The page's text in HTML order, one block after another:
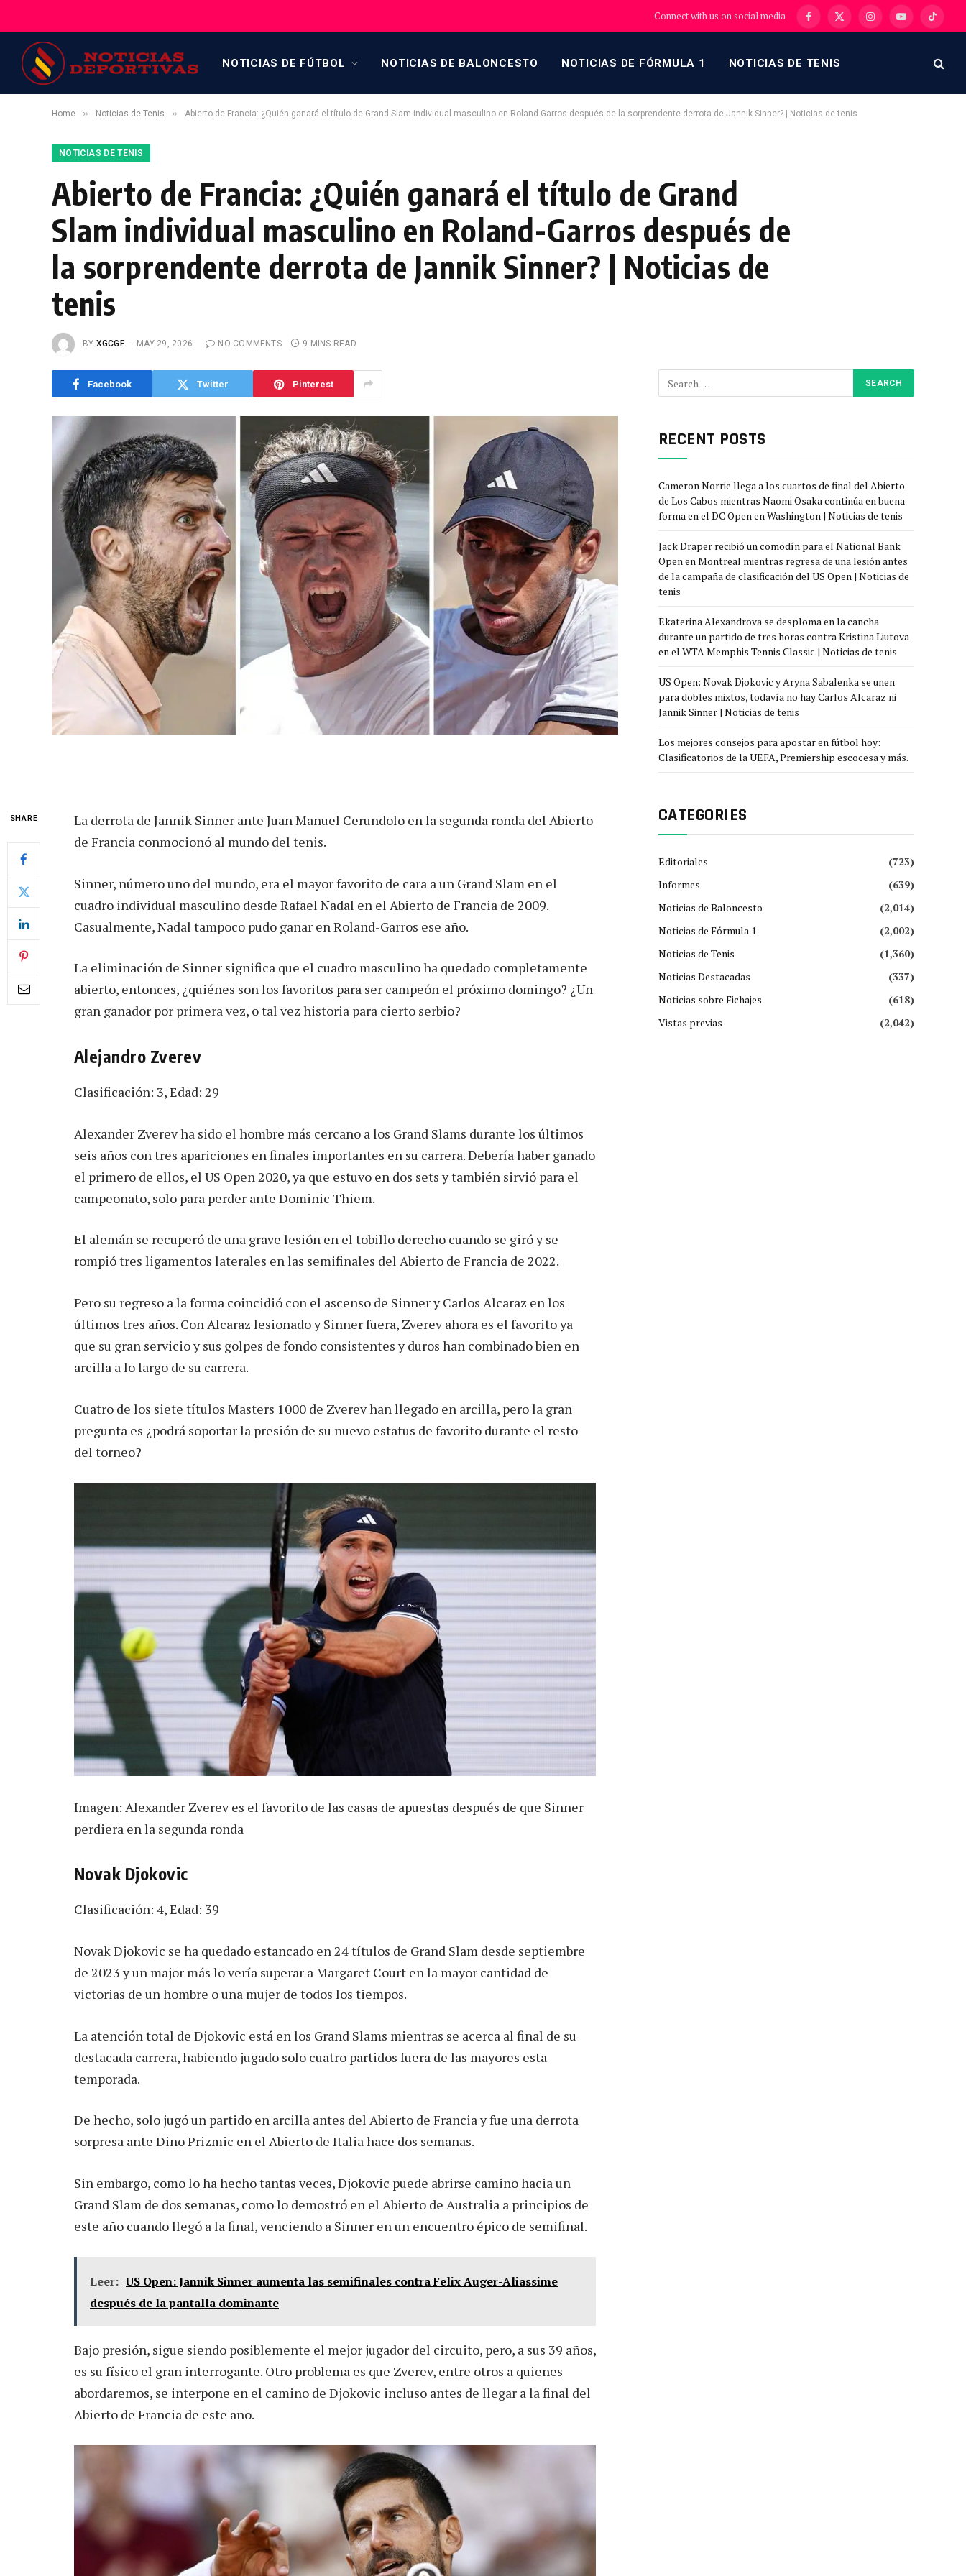
Connect with us on social media Facebook
X
InstagramYouTubeTikTok
NOTICIAS DE FÚTBOL NOTICIAS DE BALONCESTO NOTICIAS DE FÓRMULA 1 NOTICIAS DE TENIS
Home » Noticias de Tenis » Abierto de Francia: ¿Quién ganará el título de Grand Slam individual masculino en Roland-Garros después de la sorprendente derrota de Jannik Sinner? | Noticias de tenis
NOTICIAS DE TENIS
Abierto de Francia: ¿Quién ganará el título de Grand
Slam individual masculino en Roland-Garros después de
la sorprendente derrota de Jannik Sinner? | Noticias de
tenis
BY XGCGF MAY 29, 2026 NO COMMENTS 9 MINS READ
Facebook Twitter Pinterest
SHARE
La derrota de Jannik Sinner ante Juan Manuel Cerundolo en la segunda ronda del Abierto
de Francia conmocionó al mundo del tenis.
Sinner, número uno del mundo, era el mayor favorito de cara a un Grand Slam en el
cuadro individual masculino desde Rafael Nadal en el Abierto de Francia de 2009.
Casualmente, Nadal tampoco pudo ganar en Roland-Garros ese año.
La eliminación de Sinner significa que el cuadro masculino ha quedado completamente
abierto, entonces, ¿quiénes son los favoritos para ser campeón el próximo domingo? ¿Un
gran ganador por primera vez, o tal vez historia para cierto serbio?
Alejandro Zverev
Clasificación: 3, Edad: 29
Alexander Zverev ha sido el hombre más cercano a los Grand Slams durante los últimos
seis años con tres apariciones en finales importantes en su carrera. Debería haber ganado
el primero de ellos, el US Open 2020, ya que estuvo en dos sets y también sirvió para el
campeonato, solo para perder ante Dominic Thiem.
El alemán se recuperó de una grave lesión en el tobillo derecho cuando se giró y se
rompió tres ligamentos laterales en las semifinales del Abierto de Francia de 2022.
Pero su regreso a la forma coincidió con el ascenso de Sinner y Carlos Alcaraz en los
últimos tres años. Con Alcaraz lesionado y Sinner fuera, Zverev ahora es el favorito ya
que su gran servicio y sus golpes de fondo consistentes y duros han combinado bien en
arcilla a lo largo de su carrera.
Cuatro de los siete títulos Masters 1000 de Zverev han llegado en arcilla, pero la gran
pregunta es ¿podrá soportar la presión de su nuevo estatus de favorito durante el resto
del torneo?
Imagen: Alexander Zverev es el favorito de las casas de apuestas después de que Sinner
perdiera en la segunda ronda
Novak Djokovic
Clasificación: 4, Edad: 39
Novak Djokovic se ha quedado estancado en 24 títulos de Grand Slam desde septiembre
de 2023 y un major más lo vería superar a Margaret Court en la mayor cantidad de
victorias de un hombre o una mujer de todos los tiempos.
La atención total de Djokovic está en los Grand Slams mientras se acerca al final de su
destacada carrera, habiendo jugado solo cuatro partidos fuera de las mayores esta
temporada.
De hecho, solo jugó un partido en arcilla antes del Abierto de Francia y fue una derrota
sorpresa ante Dino Prizmic en el Abierto de Italia hace dos semanas.
Sin embargo, como lo ha hecho tantas veces, Djokovic puede abrirse camino hacia un
Grand Slam de dos semanas, como lo demostró en el Abierto de Australia a principios de
este año cuando llegó a la final, venciendo a Sinner en un encuentro épico de semifinal.
Leer: US Open: Jannik Sinner aumenta las semifinales contra Felix Auger-Aliassime
después de la pantalla dominante
Bajo presión, sigue siendo posiblemente el mejor jugador del circuito, pero, a sus 39 años,
es su físico el gran interrogante. Otro problema es que Zverev, entre otros a quienes
abordaremos, se interpone en el camino de Djokovic incluso antes de llegar a la final del
Abierto de Francia de este año.
RECENT POSTS
Cameron Norrie llega a los cuartos de final del Abierto
de Los Cabos mientras Naomi Osaka continúa en buena
forma en el DC Open en Washington | Noticias de tenis
Jack Draper recibió un comodín para el National Bank
Open en Montreal mientras regresa de una lesión antes
de la campaña de clasificación del US Open | Noticias de
tenis
Ekaterina Alexandrova se desploma en la cancha
durante un partido de tres horas contra Kristina Liutova
en el WTA Memphis Tennis Classic | Noticias de tenis
US Open: Novak Djokovic y Aryna Sabalenka se unen
para dobles mixtos, todavía no hay Carlos Alcaraz ni
Jannik Sinner | Noticias de tenis
Los mejores consejos para apostar en fútbol hoy:
Clasificatorios de la UEFA, Premiership escocesa y más.
CATEGORIES
Editoriales
(723)
Informes
(639)
Noticias de Baloncesto
(2,014)
Noticias de Fórmula 1
(2,002)
Noticias de Tenis
(1,360)
Noticias Destacadas
(337)
Noticias sobre Fichajes
(618)
Vistas previas
(2,042)